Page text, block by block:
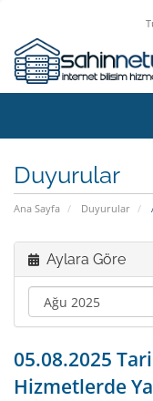
Duyurular
Ana Sayfa Duyurular
Aylara Göre
05.08.2025
Hizmetlerde